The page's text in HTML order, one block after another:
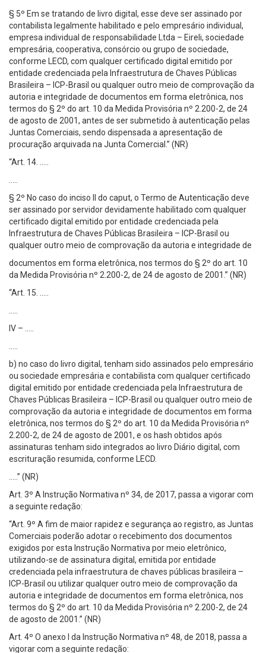
§ 5º Em se tratando de livro digital, esse deve ser assinado por
contabilista legalmente habilitado e pelo empresário individual,
empresa individual de responsabilidade Ltda – Eireli, sociedade
empresária, cooperativa, consórcio ou grupo de sociedade,
conforme LECD, com qualquer certificado digital emitido por
entidade credenciada pela Infraestrutura de Chaves Públicas
Brasileira – ICP-Brasil ou qualquer outro meio de comprovação da
autoria e integridade de documentos em forma eletrônica, nos
termos do § 2º do art. 10 da Medida Provisória nº 2.200-2, de 24
de agosto de 2001, antes de ser submetido à autenticação pelas
Juntas Comerciais, sendo dispensada a apresentação de
procuração arquivada na Junta Comercial.” (NR)
“Art. 14. …..
§ 2º No caso do inciso II do caput, o Termo de Autenticação deve
ser assinado por servidor devidamente habilitado com qualquer
certificado digital emitido por entidade credenciada pela
Infraestrutura de Chaves Públicas Brasileira – ICP-Brasil ou
qualquer outro meio de comprovação da autoria e integridade de
documentos em forma eletrônica, nos termos do § 2º do art. 10
da Medida Provisória nº 2.200-2, de 24 de agosto de 2001.” (NR)
“Art. 15. …..
IV – …..
b) no caso do livro digital, tenham sido assinados pelo empresário
ou sociedade empresária e contabilista com qualquer certificado
digital emitido por entidade credenciada pela Infraestrutura de
Chaves Públicas Brasileira – ICP-Brasil ou qualquer outro meio de
comprovação da autoria e integridade de documentos em forma
eletrônica, nos termos do § 2º do art. 10 da Medida Provisória nº
2.200-2, de 24 de agosto de 2001, e os hash obtidos após
assinaturas tenham sido integrados ao livro Diário digital, com
escrituração resumida, conforme LECD.
…..” (NR)
Art. 3º A Instrução Normativa nº 34, de 2017, passa a vigorar com
a seguinte redação:
“Art. 9º A fim de maior rapidez e segurança ao registro, as Juntas
Comerciais poderão adotar o recebimento dos documentos
exigidos por esta Instrução Normativa por meio eletrônico,
utilizando-se de assinatura digital, emitida por entidade
credenciada pela infraestrutura de chaves públicas brasileira –
ICP-Brasil ou utilizar qualquer outro meio de comprovação da
autoria e integridade de documentos em forma eletrônica, nos
termos do § 2º do art. 10 da Medida Provisória nº 2.200-2, de 24
de agosto de 2001.” (NR)
Art. 4º O anexo I da Instrução Normativa nº 48, de 2018, passa a
vigorar com a seguinte redação: